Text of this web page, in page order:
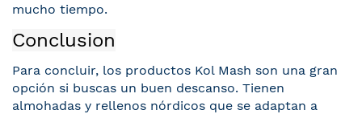
mucho tiempo.
Conclusion
Para concluir, los productos Kol Mash son una gran
opción si buscas un buen descanso. Tienen
almohadas y rellenos nórdicos que se adaptan a